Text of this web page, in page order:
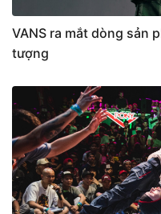
VANS ra mắt dòng sản
tượng